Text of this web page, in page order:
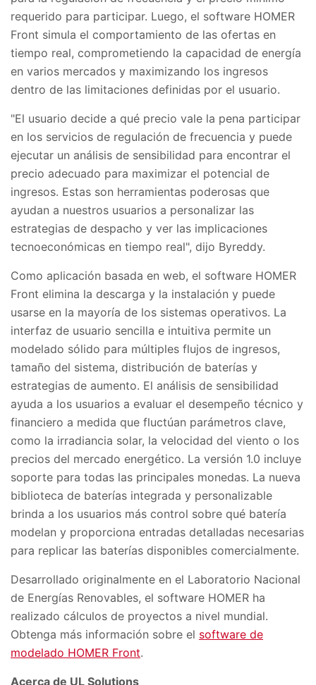
requerido para participar. Luego, el software HOMER
Front simula el comportamiento de las ofertas en
tiempo real, comprometiendo la capacidad de energía
en varios mercados y maximizando los ingresos
dentro de las limitaciones definidas por el usuario.
"El usuario decide a qué precio vale la pena participar
en los servicios de regulación de frecuencia y puede
ejecutar un análisis de sensibilidad para encontrar el
precio adecuado para maximizar el potencial de
ingresos. Estas son herramientas poderosas que
ayudan a nuestros usuarios a personalizar las
estrategias de despacho y ver las implicaciones
tecnoeconómicas en tiempo real", dijo Byreddy.
Como aplicación basada en web, el software HOMER
Front elimina la descarga y la instalación y puede
usarse en la mayoría de los sistemas operativos. La
interfaz de usuario sencilla e intuitiva permite un
modelado sólido para múltiples flujos de ingresos,
tamaño del sistema, distribución de baterías y
estrategias de aumento. El análisis de sensibilidad
ayuda a los usuarios a evaluar el desempeño técnico y
financiero a medida que fluctúan parámetros clave,
como la irradiancia solar, la velocidad del viento o los
precios del mercado energético. La versión 1.0 incluye
soporte para todas las principales monedas. La nueva
biblioteca de baterías integrada y personalizable
brinda a los usuarios más control sobre qué batería
modelan y proporciona entradas detalladas necesarias
para replicar las baterías disponibles comercialmente.
Desarrollado originalmente en el Laboratorio Nacional
de Energías Renovables, el software HOMER ha
realizado cálculos de proyectos a nivel mundial.
Obtenga más información sobre el software de
modelado HOMER Front.
Acerca de UL Solutions